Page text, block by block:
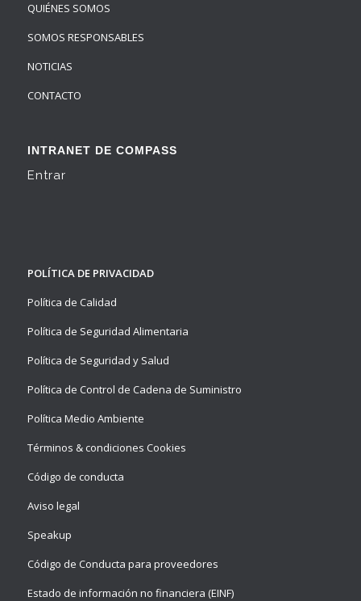
QUIÉNES SOMOS
SOMOS RESPONSABLES
NOTICIAS
CONTACTO
INTRANET DE COMPASS
Entrar
POLÍTICA DE PRIVACIDAD
Política de Calidad
Política de Seguridad Alimentaria
Política de Seguridad y Salud
Política de Control de Cadena de Suministro
Política Medio Ambiente
Términos & condiciones Cookies
Código de conducta
Aviso legal
Speakup
Código de Conducta para proveedores
Estado de información no financiera (EINF)